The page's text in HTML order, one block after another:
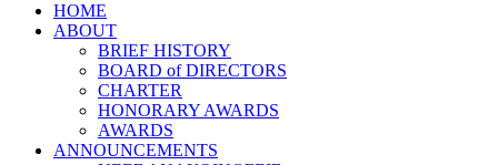
HOME
ABOUT
BRIEF HISTORY
BOARD of DIRECTORS
CHARTER
HONORARY AWARDS
AWARDS
ANNOUNCEMENTS